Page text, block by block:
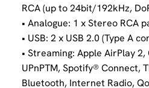
RCA (up to 24bit/192kHz,
• Analogue: 1 x Stereo RCA
• USB: 2 x USB 2.0 (Type A
• Streaming: Apple AirPlay
UPnPTM, Spotify® Connect,
Bluetooth, Internet Radio,